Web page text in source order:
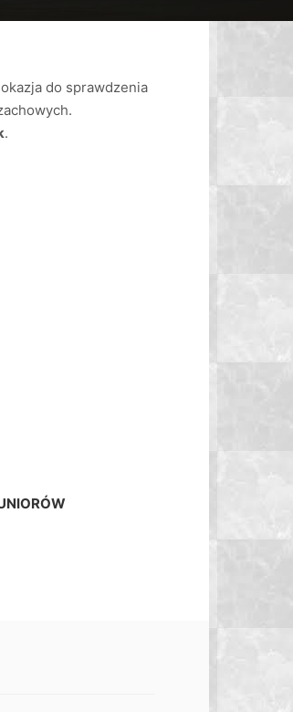
do sprawdzenia
.